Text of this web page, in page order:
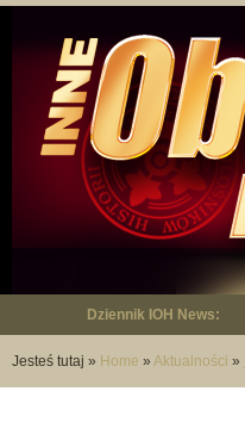
Dziennik IOH News:
Jesteś tutaj » Home » Aktualności »